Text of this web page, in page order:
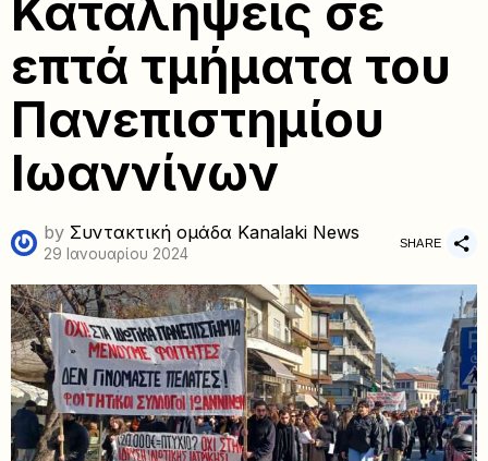
Καταλήψεις σε
επτά τμήματα του
Πανεπιστημίου
Ιωαννίνων
by Συντακτική ομάδα Kanalaki News
29 Ιανουαρίου 2024
SHARE